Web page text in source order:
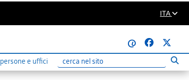
ITA
@
persone e uffici
Ricerca